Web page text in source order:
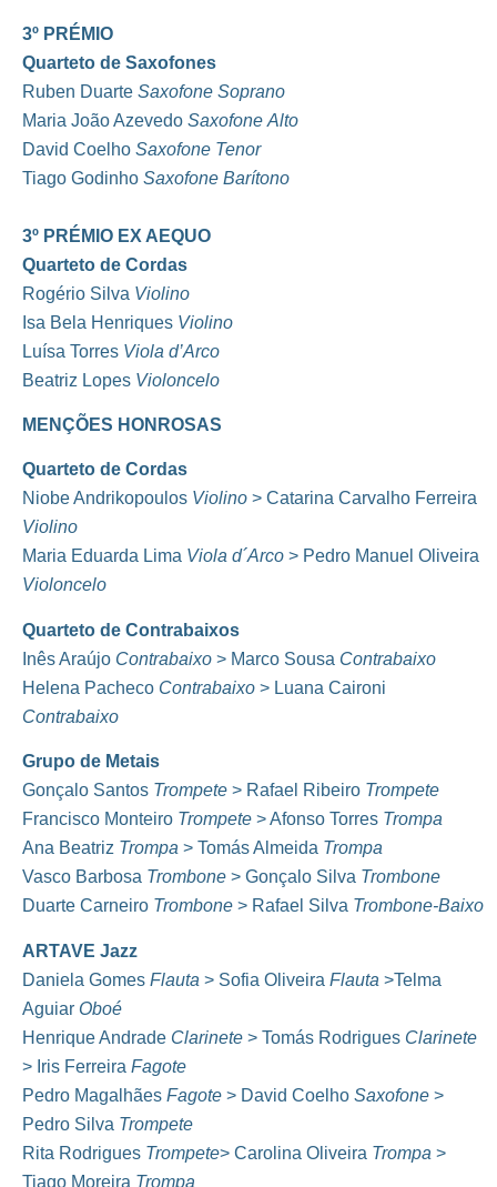
3º PRÉMIO
Quarteto de Saxofones
Ruben Duarte Saxofone Soprano
Maria João Azevedo Saxofone Alto
David Coelho Saxofone Tenor
Tiago Godinho Saxofone Barítono
3º PRÉMIO EX AEQUO
Quarteto de Cordas
Rogério Silva Violino
Isa Bela Henriques Violino
Luísa Torres Viola d’Arco
Beatriz Lopes Violoncelo
MENÇÕES HONROSAS
Quarteto de Cordas
Niobe Andrikopoulos Violino > Catarina Carvalho Ferreira
Violino
Maria Eduarda Lima Viola d´Arco > Pedro Manuel Oliveira
Violoncelo
Quarteto de Contrabaixos
Inês Araújo Contrabaixo > Marco Sousa Contrabaixo
Helena Pacheco Contrabaixo > Luana Caironi
Contrabaixo
Grupo de Metais
Gonçalo Santos Trompete > Rafael Ribeiro Trompete
Francisco Monteiro Trompete > Afonso Torres Trompa
Ana Beatriz Trompa > Tomás Almeida Trompa
Vasco Barbosa Trombone > Gonçalo Silva Trombone
Duarte Carneiro Trombone > Rafael Silva Trombone-Baixo
ARTAVE Jazz
Daniela Gomes Flauta > Sofia Oliveira Flauta >Telma
Aguiar Oboé
Henrique Andrade Clarinete > Tomás Rodrigues Clarinete
> Iris Ferreira Fagote
Pedro Magalhães Fagote > David Coelho Saxofone >
Pedro Silva Trompete
Rita Rodrigues Trompete> Carolina Oliveira Trompa >
Tiago Moreira Trompa